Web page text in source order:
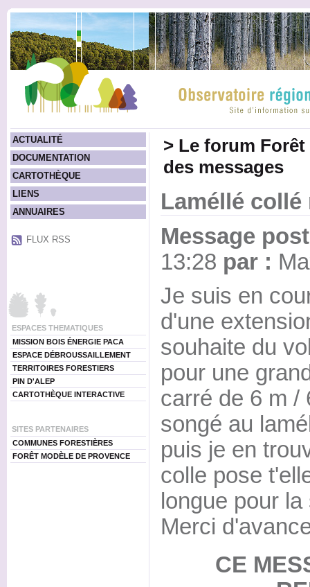
ACTUALITÉ
DOCUMENTATION
CARTOTHÈQUE
LIENS
ANNUAIRES
FLUX RSS
ESPACES THEMATIQUES
MISSION BOIS ÉNERGIE PACA
ESPACE DÉBROUSSAILLEMENT
TERRITOIRES FORESTIERS
PIN D'ALEP
CARTOTHÈQUE INTERACTIVE
SITES PARTENAIRES
COMMUNES FORESTIÈRES
FORÊT MODÈLE DE PROVENCE
> Le forum
des messages
Laméllé collé
Message
13:28 par :
Je suis en
d'une
souhaite du
pour une
carré de 6 m /
songé au
puis je en
colle pose
longue pour
Merci
CE